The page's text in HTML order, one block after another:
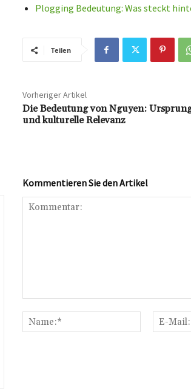
Plogging Bedeutung: Was steckt
Teilen
Vorheriger Artikel
Die Bedeutung von Nguyen:
und kulturelle Relevanz
Kommentieren Sie den Artikel
Name:*